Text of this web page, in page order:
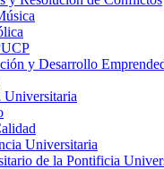
y Desarrollo
Universitaria
de la Pontificia